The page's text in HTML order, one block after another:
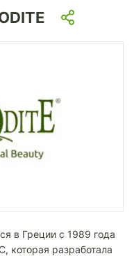
в Греции с 1989 года
которая разработала